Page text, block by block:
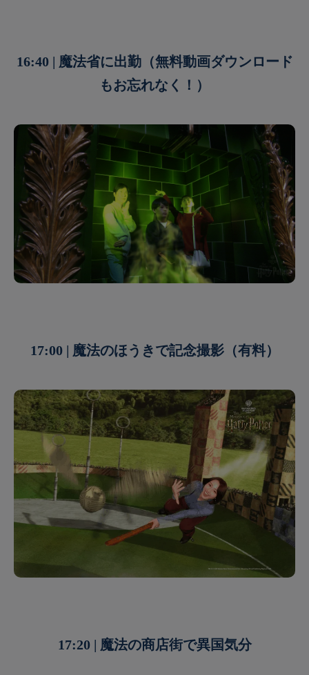
16:40 | 魔法省に出勤（無料動画ダウンロード
もお忘れなく！）
17:00 | 魔法のほうきで記念撮影（有料）
17:20 | 魔法の商店街で異国気分